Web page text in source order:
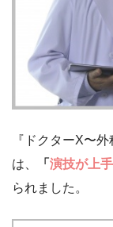
『ドクターX〜
は、
「 演技が上
られました。